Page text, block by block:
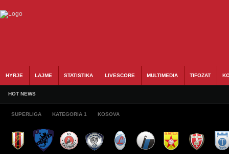
HYRJE LAJME STATISTIKA LIVESCORE MULTIMEDIA TIFOZAT
HOT NEWS
SUPERLIGA KATEGORIA 1 KOSOVA